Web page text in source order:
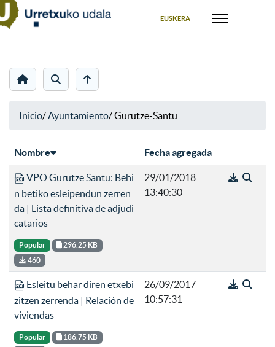
EUSKERA
Inicio/Ayuntamiento/Gurutze-Santu
Nombre Fecha agregada
VPO Gurutze Santu: Behi
n betiko esleipendun zerren
da | Lista definitiva de adjudi
catarios
Popular
296.25 KB
460
29/01/2018
13:40:30
Esleitu behar diren etxebi
zitzen zerrenda | Relación de
viviendas
Popular
186.75 KB
26/09/2017
10:57:31